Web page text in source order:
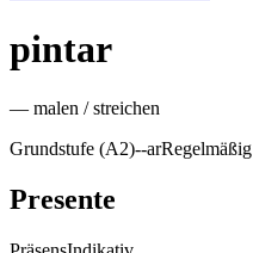
pintar
— malen / streichen
Grundstufe (A2)--arRegelmäßig
Presente